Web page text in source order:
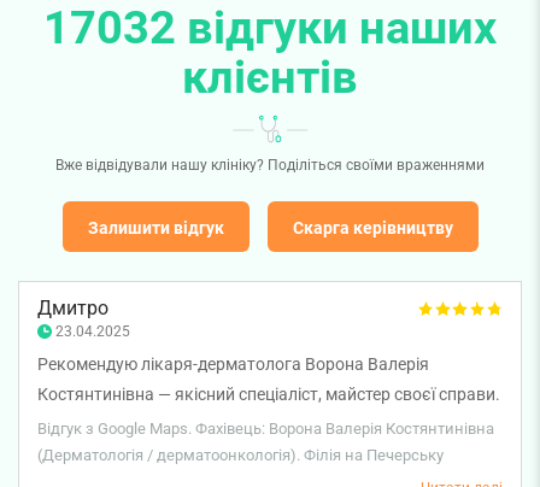
17032 відгуки наших
клієнтів
Вже відвідували нашу клініку? Поділіться своїми враженнями
Залишити відгук Скарга керівництву
Дмитро
23.04.2025
Рекомендую лікаря-дерматолога Ворона Валерія
Костянтинівна — якісний спеціаліст, майстер своєї справи.
Відгук з Google Maps. Фахівець: Ворона Валерія Костянтинівна
(Дерматологія / дерматоонкологія). Філія на Печерську